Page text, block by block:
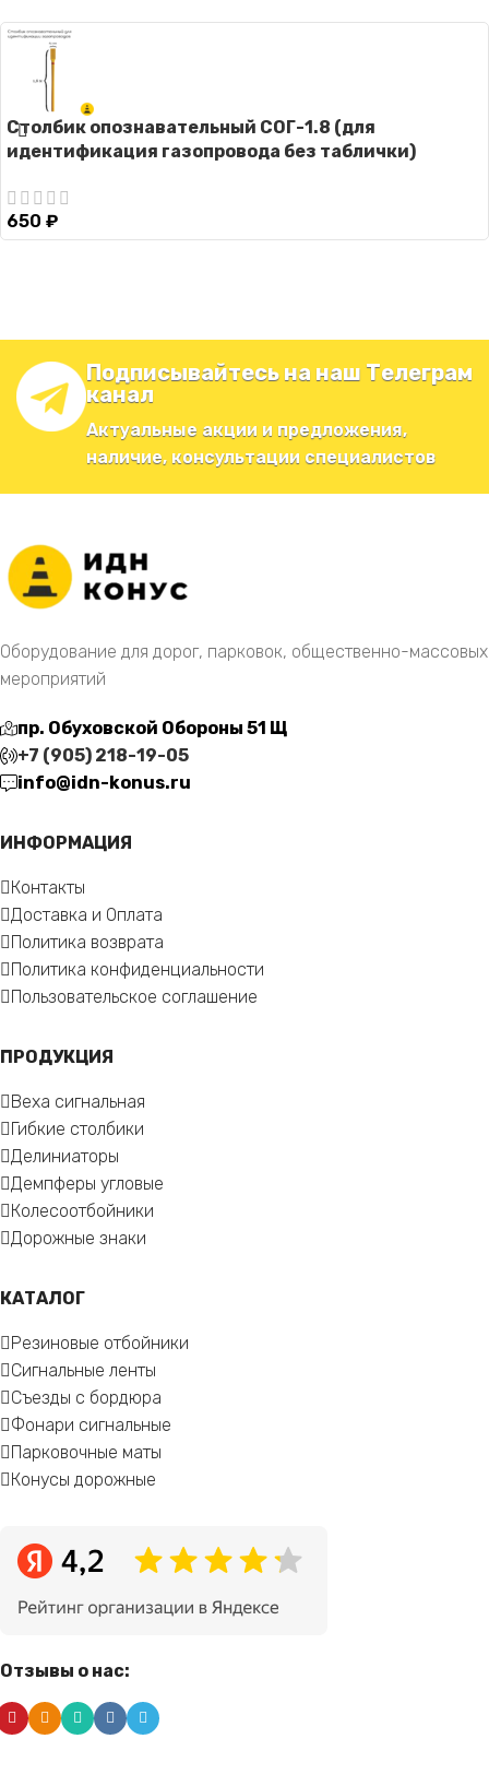
Столбик опознавательный СОГ-1.8 (для
идентификация газопровода без таблички)
650 ₽
Подписывайтесь на наш Телеграм
канал
Актуальные акции и предложения,
наличие, консультации специалистов
Оборудование для дорог, парковок, общественно-массовых
мероприятий
пр. Обуховской Обороны 51 Щ
+7 (905) 218-19-05
info@idn-konus.ru
ИНФОРМАЦИЯ
Контакты
Доставка и Оплата
Политика возврата
Политика конфиденциальности
Пользовательское соглашение
ПРОДУКЦИЯ
Веха сигнальная
Гибкие столбики
Делиниаторы
Демпферы угловые
Колесоотбойники
Дорожные знаки
КАТАЛОГ
Резиновые отбойники
Сигнальные ленты
Съезды с бордюра
Фонари сигнальные
Парковочные маты
Конусы дорожные
Отзывы о нас: